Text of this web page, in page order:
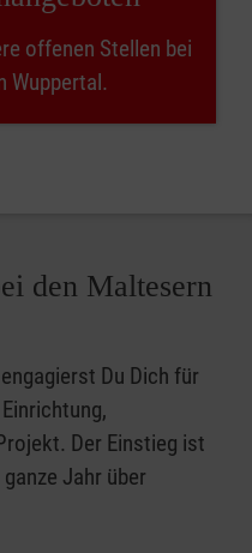
offenen Stellen bei
Wuppertal.
den Maltesern
Du Dich für
Der Einstieg ist
Jahr über